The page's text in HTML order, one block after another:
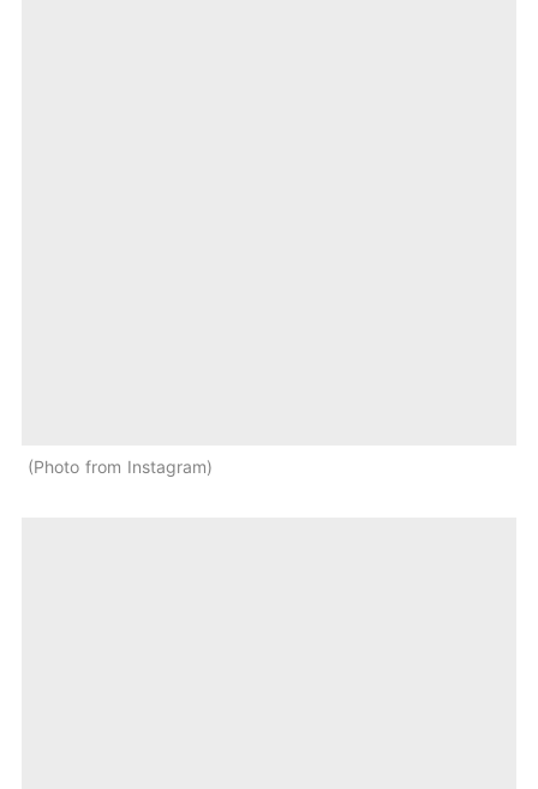
Photo from Instagram